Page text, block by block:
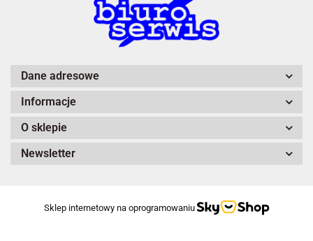
Dane adresowe
Informacje
O sklepie
Newsletter
Sklep internetowy na oprogramowaniu